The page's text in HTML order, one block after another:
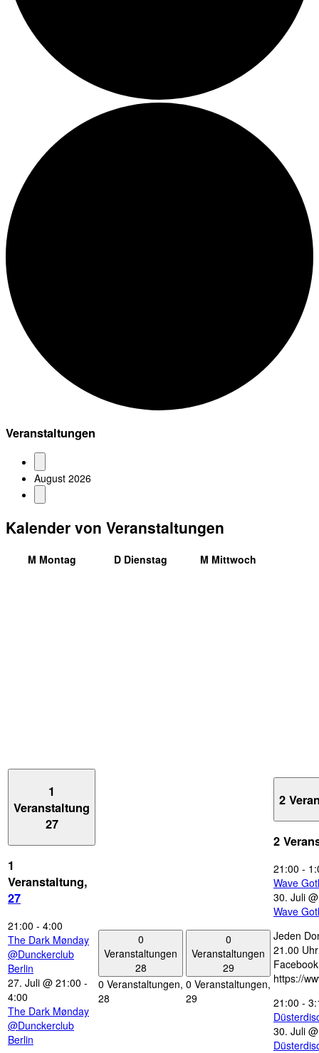
Veranstaltungen
August 2026
Kalender von Veranstaltungen
M Montag D Dienstag M Mittwoch
1
Veranstaltung
27
1
Veranstaltung,
27
21:00 - 4:00
The Dark Mønday
@Dunckerclub
Berlin
27. Juli @ 21:00 -
4:00
The Dark Mønday
@Dunckerclub
Berlin
0
Veranstaltungen
28
0 Veranstaltungen,
28
0
Veranstaltungen
29
0 Veranstaltungen,
29
2
2
21:00 -
Wave
30. Juli
Wave
Jeden
21.00
https://
21:00 -
30. Juli